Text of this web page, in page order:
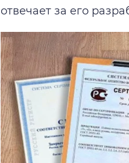
отвечает за его